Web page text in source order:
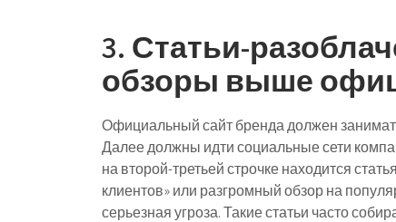
3. Статьи-
обзоры выше
Официальный сайт бренда должен
Далее должны идти социальные сети
на второй-третьей строчке находится
клиентов» или разгромный обзор на
серьезная угроза. Такие статьи часто